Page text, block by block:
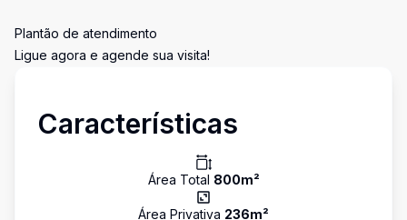
Plantão de atendimento
Ligue agora e agende sua visita!
Características
Área Total 800m²
Área Privativa 236m²